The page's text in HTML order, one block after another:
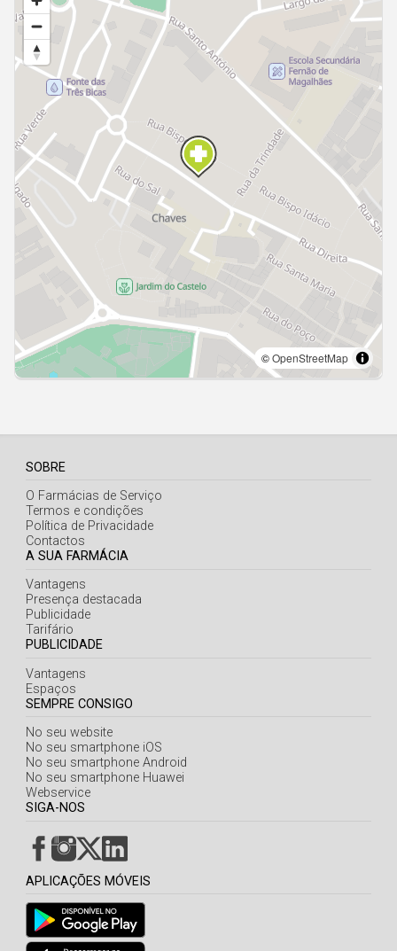
Viana do Castelo
Vila Real
Viseu
Madeira
Açores
SOBRE
O Farmácias de Serviço
Termos e condições
Política de Privacidade
Contactos
A SUA FARMÁCIA
Vantagens
Presença destacada
Publicidade
Tarifário
PUBLICIDADE
Vantagens
Espaços
SEMPRE CONSIGO
No seu website
No seu smartphone iOS
No seu smartphone Android
No seu smartphone Huawei
Webservice
SIGA-NOS
APLICAÇÕES MÓVEIS